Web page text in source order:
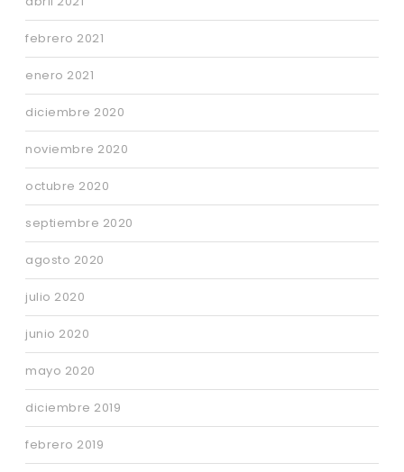
febrero 2021
enero 2021
diciembre 2020
noviembre 2020
octubre 2020
septiembre 2020
agosto 2020
julio 2020
junio 2020
mayo 2020
diciembre 2019
febrero 2019